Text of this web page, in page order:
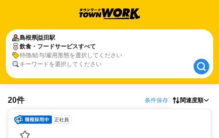
島根県益田駅
飲食・フードサービスすべて
特徴/給与/雇用形態を選択してください
キーワードを選択してください
島根県益田駅
飲食・フードサービスすべて
20件 条件保存 関連度順
正社員